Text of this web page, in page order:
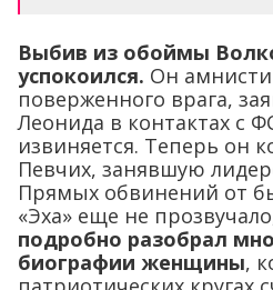
Выбив из обоймы
успокоился. Он
поверженного врага,
Леонида в контактах с
извиняется. Теперь он
Певчих, занявшую
Прямых обвинений от
«Эха» еще не
подробно разобрал
биографии женщины,